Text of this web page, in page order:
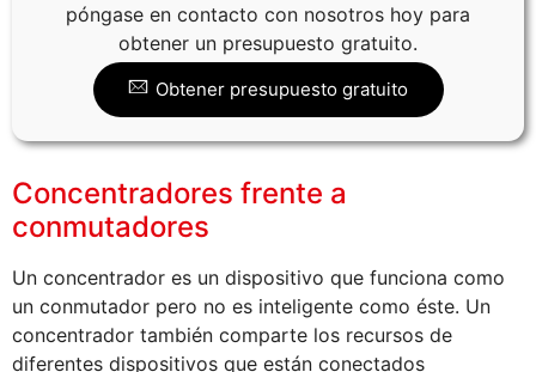
póngase en contacto con nosotros hoy para
obtener un presupuesto gratuito.
Obtener presupuesto gratuito
Concentradores frente a
conmutadores
Un concentrador es un dispositivo que funciona como
un conmutador pero no es inteligente como éste. Un
concentrador también comparte los recursos de
diferentes dispositivos que están conectados